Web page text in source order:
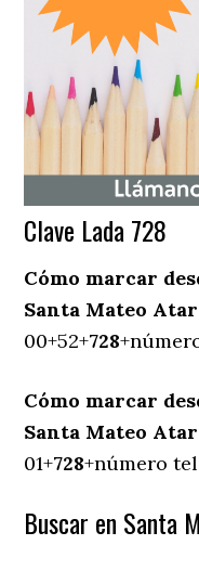
Clave Lada 728
Cómo marcar
Santa Mateo
00+52+728
Cómo marcar
Santa Mateo
01+728+número
Buscar en Santa